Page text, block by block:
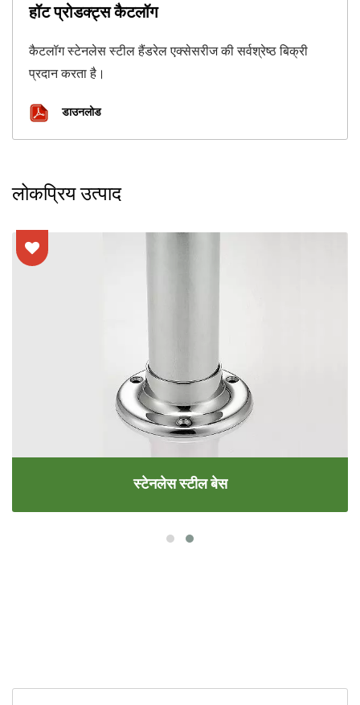
हॉट प्रोडक्ट्स कैटलॉग
कैटलॉग स्टेनलेस स्टील हैंडरेल एक्सेसरीज की सर्वश्रेष्ठ बिक्री
प्रदान करता है।
डाउनलोड
लोकप्रिय उत्पाद
स्टेनलेस स्टील बेस